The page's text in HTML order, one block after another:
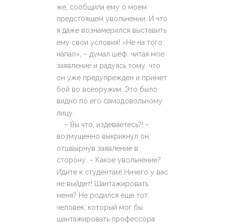
же, сообщила ему о моем
предстоящем увольнении. И что
я даже вознамерился выставить
ему свои условия! «Не на того
напал», – думал шеф, читая мое
заявление и радуясь тому, что
он уже предупрежден и примет
бой во всеоружии. Это было
видно по его самодовольному
лицу.
– Вы что, издеваетесь?! –
возмущенно выкрикнул он,
отшвырнув заявление в
сторону. – Какое увольнение?
Идите к студентам! Ничего у вас
не выйдет! Шантажировать
меня? Не родился еще тот
человек, который мог бы
шантажировать профессора